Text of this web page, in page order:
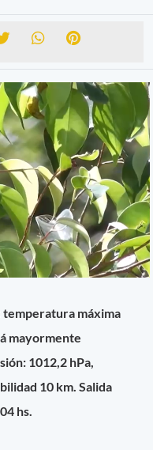
temperatura máxima
mayormente
1012,2 hPa,
10 km. Salida
hs.